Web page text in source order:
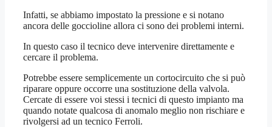
Infatti, se abbiamo impostato la pressione e si notano
ancora delle goccioline allora ci sono dei problemi interni.
In questo caso il tecnico deve intervenire direttamente e
cercare il problema.
Potrebbe essere semplicemente un cortocircuito che si può
riparare oppure occorre una sostituzione della valvola.
Cercate di essere voi stessi i tecnici di questo impianto ma
quando notate qualcosa di anomalo meglio non rischiare e
rivolgersi ad un tecnico Ferroli.